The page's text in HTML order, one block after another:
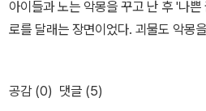
리엄 스타이그브라이언 와일드스미스
는데, 브라이언 와일드스미스가예술
이크는 좀 지저분한 ^^; 화사함? 이랄
른들은 왜 그래> 토미 웅게러심플하
그림 등을 특별히 좋아한 스타이그는
을 받아 카툰 작가로 활약했다. 1930
자 어려워진 가정을 부양을 위해 만화
되었다. 만화가로 명성을 얻은 스타이
아이들과 노는 악몽을 꾸고 난 후 '나
로를 달래는 장면이었다. 괴물도 악몽
렉의 삶도 나쁜 것은 아니다. 잘 생겼
누구나 자기의 행복을 누릴 권리는 있
공감 (0) 댓글 (5)